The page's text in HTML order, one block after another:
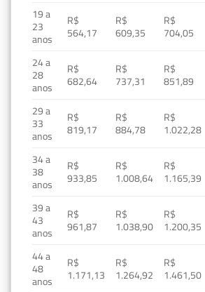
19 a
23
anos
R$
564,17
R$
609,35
R$
704,05
24 a
28
anos
R$
682,64
R$
737,31
R$
851,89
29 a
33
anos
R$
819,17
R$
884,78
R$
1.022,28
34 a
38
anos
R$
933,85
R$
1.008,64
R$
1.165,39
39 a
43
anos
R$
961,87
R$
1.038,90
R$
1.200,35
44 a
48
anos
R$
1.171,13
R$
1.264,92
R$
1.461,50